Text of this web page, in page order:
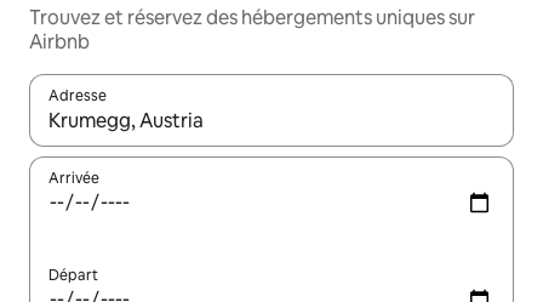
Trouvez et réservez des hébergements uniques sur
Airbnb
Adresse
Lorsque les résultats s'affichent, utilisez les flèches vers le
Arrivée
Départ